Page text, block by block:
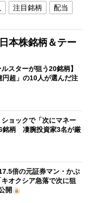
注目銘柄 配当
本株銘柄＆テー
ルスターが狙う20銘柄】
円超」の10人が選んだ注
ョックで「次にマネー
銘柄 凄腕投資家3名が厳
倍の元証券マン・かぶ
オクシア急落で次に狙
開